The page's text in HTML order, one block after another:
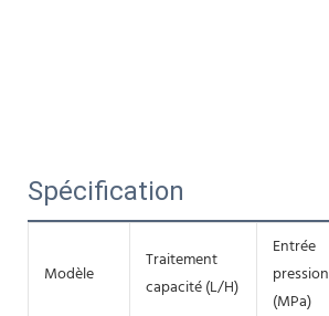
Spécification
Modèle
Traitement
capacité (L/H)
Entrée
pression
(MPa)